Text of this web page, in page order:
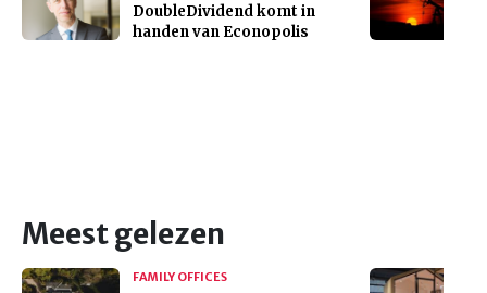
DoubleDividend komt in
handen van Econopolis
Meest gelezen
FAMILY OFFICES